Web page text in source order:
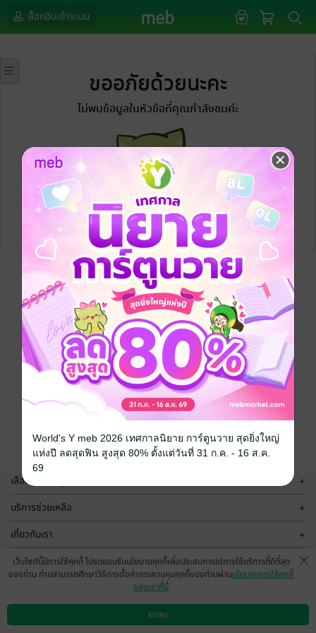
ล็อกอินเข้าระบบ
ขออภัยด้วยนะคะ
ไม่พบข้อมูลในหัวข้อที่คุณกำลังชมค่ะ
เลือกหมวดหมู่ +
บริการช่วยเหลือ +
เกี่ยวกับเรา +
กลุ่มธุรกิจในเครือ +
ดาวน์โหลดแอป วิธีการใช้งาน ติดต่อเรา
เว็บไซต์นี้มีการใช้คุกกี้ โปรดยอมรับนโยบายคุกกี้เพื่อประสบการณ์การใช้บริการที่ดีที่สุด
ของท่าน ท่านสามารถศึกษาวิธีการตั้งค่าการควบคุมคุกกี้ของท่านผ่านนโยบายการใช้คุกกี้
ของเราที่นี่
ตกลง
World's Y meb 2026 เทศกาลนิยาย การ์ตูนวาย สุดยิ่งใหญ่
แห่งปี ลดสุดฟิน สูงสุด 80% ตั้งแต่วันที่ 31 ก.ค. - 16 ส.ค.
69